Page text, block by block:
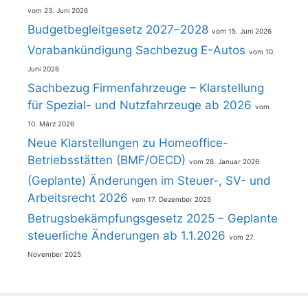
23. Juni 2026
Budgetbegleitgesetz 2027–2028 15. Juni 2026
Vorabankündigung Sachbezug E-Autos 10.
Juni 2026
Sachbezug Firmenfahrzeuge – Klarstellung
für Spezial- und Nutzfahrzeuge ab 2026
10. März 2026
Neue Klarstellungen zu Homeoffice-
Betriebsstätten (BMF/OECD)
28. Januar 2026
(Geplante) Änderungen im Steuer-, SV- und
Arbeitsrecht 2026
17. Dezember 2025
Betrugsbekämpfungsgesetz 2025 – Geplante
steuerliche Änderungen ab 1.1.2026
27.
November 2025